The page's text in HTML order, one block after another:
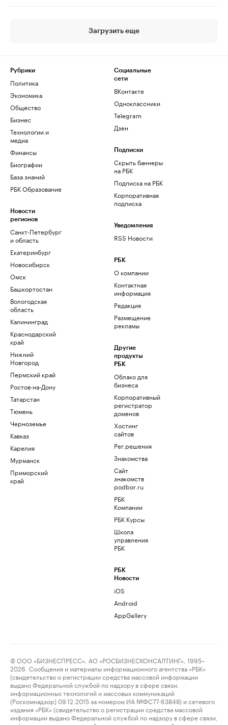
Загрузить еще
Рубрики
Политика
Экономика
Общество
Бизнес
Технологии и
медиа
Финансы
Биографии
База знаний
РБК Образование
Новости
регионов
Санкт-Петербург
и область
Екатеринбург
Новосибирск
Омск
Башкортостан
Вологодская
область
Калининград
Краснодарский
край
Нижний
Новгород
Пермский край
Ростов-на-Дону
Татарстан
Тюмень
Черноземье
Кавказ
Карелия
Мурманск
Приморский
край
Социальные
сети
ВКонтакте
Одноклассники
Telegram
Дзен
Подписки
Скрыть баннеры
на РБК
Подписка на РБК
Корпоративная
подписка
Уведомления
RSS Новости
РБК
О компании
Контактная
информация
Редакция
Размещение
рекламы
Другие
продукты
РБК
Облако для
бизнеса
Корпоративный
регистратор
доменов
Хостинг
сайтов
Рег.решения
Знакомства
Сайт
знакомств
podbor.ru
РБК
Компании
РБК Курсы
Школа
управления
РБК
РБК
Новости
iOS
Android
AppGallery
© ООО «БИЗНЕСПРЕСС», АО «РОСБИЗНЕСКОНСАЛТИНГ», 1995–
2026. Сообщения и материалы информационного агентства «РБК»
(свидетельство о регистрации средства массовой информации
выдано Федеральной службой по надзору в сфере связи,
информационных технологий и массовых коммуникаций
(Роскомнадзор) 09.12.2015 за номером ИА №ФС77-63848) и сетевого
издания «РБК» (свидетельство о регистрации средства массовой
информации выдано Федеральной службой по надзору в сфере связи,